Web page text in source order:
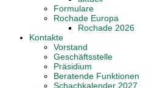
Formulare
Rochade Europa
Rochade 2026
Kontakte
Vorstand
Geschäftsstelle
Präsidium
Beratende Funktionen
Schachkalender 2027